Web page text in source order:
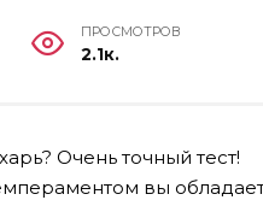
ПРОСМОТРОВ
2.1к.
Очень точный тест!
вы